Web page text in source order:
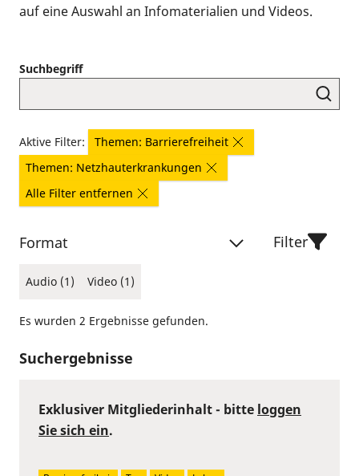
auf eine Auswahl an Infomaterialien und Videos.
Suchbegriff
Aktive Filter:
Themen: Barrierefreiheit
Themen: Netzhauterkrankungen
Alle Filter entfernen
Format
Audio (1) Video (1)
Filter
Es wurden 2 Ergebnisse gefunden.
Suchergebnisse
Exklusiver Mitgliederinhalt - bitte loggen
Sie sich ein.